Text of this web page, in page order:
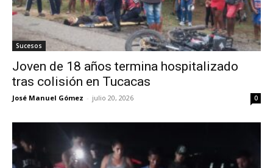
Sucesos
Joven de 18 años termina hospitalizado
tras colisión en Tucacas
José Manuel Gómez - julio 20, 2026 0